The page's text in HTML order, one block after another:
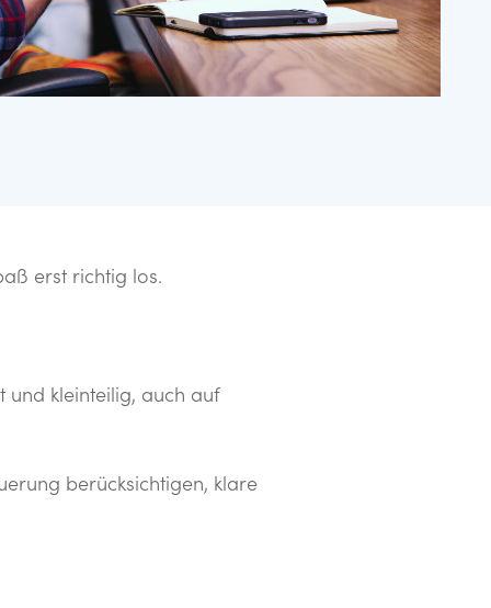
erst richtig los.
und kleinteilig, auch auf
berücksichtigen, klare